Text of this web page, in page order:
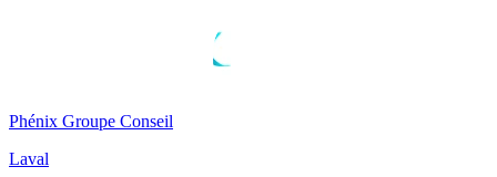
Phénix Groupe Conseil
Laval